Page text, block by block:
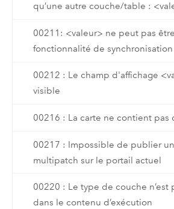
qu’une autre couche/table :
00211: <valeur> ne peut pas
fonctionnalité de synchronisation
00212 : Le champ d'affichage
visible
00216 : La carte ne contient pas
00217 : Impossible de publier
multipatch sur le portail actuel
00220 : Le type de couche n’est
dans le contenu d’exécution